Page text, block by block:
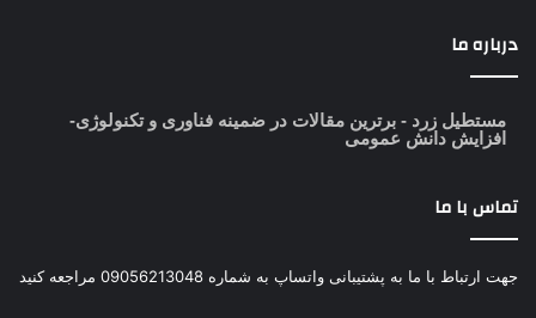
درباره ما
مستطیل زرد - برترین مقالات در ضمینه فناوری و تکنولوژی-
افزایش دانش عمومی
تماس با ما
جهت ارتباط با ما به پشتیبانی واتساپ به شماره 09056213048 مراجعه کنید